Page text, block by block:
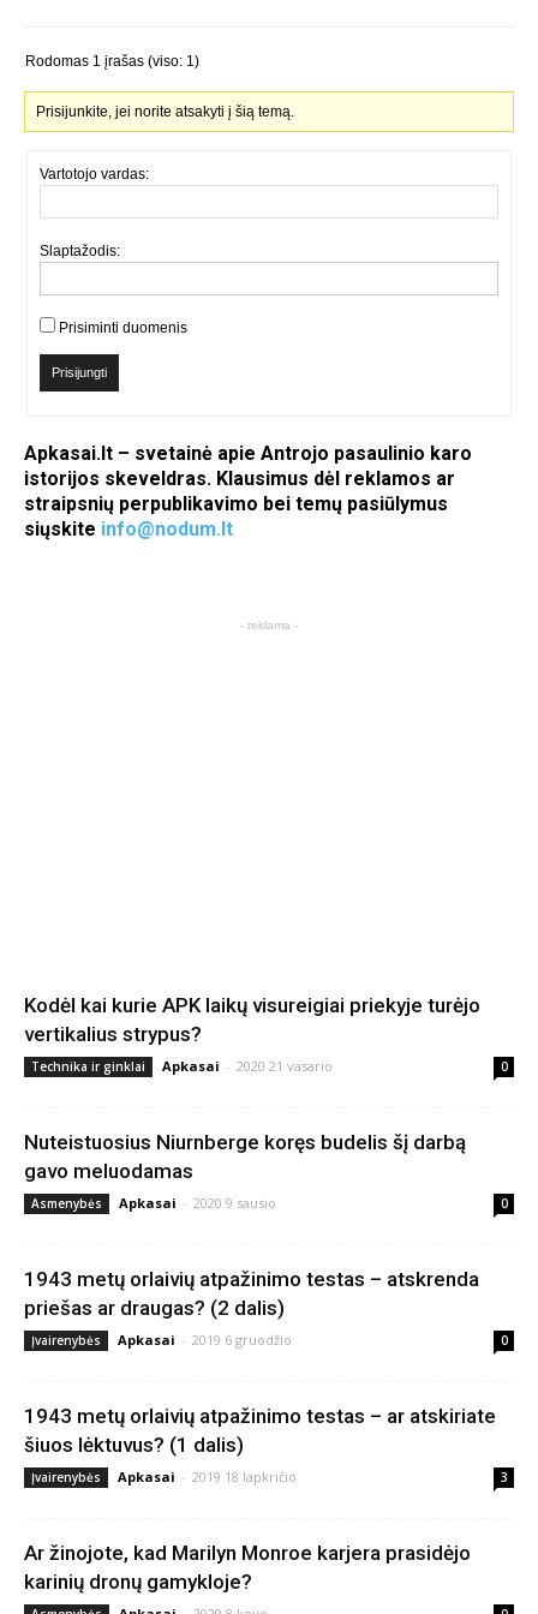
Rodomas 1 įrašas (viso: 1)
Prisijunkite, jei norite atsakyti į šią temą.
Vartotojo vardas:
Slaptažodis:
Prisiminti duomenis
Prisijungti
Apkasai.lt – svetainė apie Antrojo pasaulinio karo
istorijos skeveldras. Klausimus dėl reklamos ar
straipsnių perpublikavimo bei temų pasiūlymus
siųskite info@nodum.lt
- reklama -
Kodėl kai kurie APK laikų visureigiai priekyje turėjo
vertikalius strypus?
Technika ir ginklai Apkasai - 2020 21 vasario 0
Nuteistuosius Niurnberge koręs budelis šį darbą
gavo meluodamas
Asmenybės Apkasai - 2020 9 sausio 0
1943 metų orlaivių atpažinimo testas – atskrenda
priešas ar draugas? (2 dalis)
Įvairenybės Apkasai - 2019 6 gruodžio 0
1943 metų orlaivių atpažinimo testas – ar atskiriate
šiuos lėktuvus? (1 dalis)
Įvairenybės Apkasai - 2019 18 lapkričio 3
Ar žinojote, kad Marilyn Monroe karjera prasidėjo
karinių dronų gamykloje?